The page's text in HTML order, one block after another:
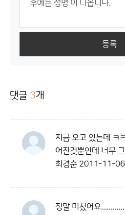
등록
댓글 3개
지금 오고 있는데 ㅋ
어진것뿐인데 너무
최경순 2011-11-
정말 미쳤어요